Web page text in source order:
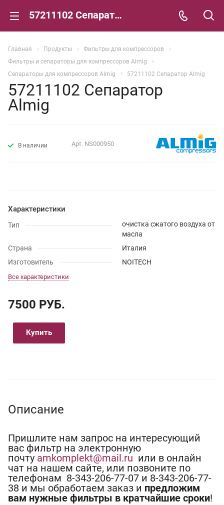
57211102 Сепаратор Almig
Главная Продукты
Фильтры для компрессоров
Фильтры и сепараторы для компрессоров Almig
Сепараторы для компрессоров Almig
57211102 Сепаратор Almig
57211102 Сепаратор
Almig
В наличии Арт. NS000950
Характеристики
Тип
очистка сжатого воздуха от
масла
Страна
Италия
Изготовитель
NOITECH
Все характеристики
7500 РУБ.
Купить
Описание
Пришлите нам запрос на интересующий
вас фильтр на электронную
почту amkomplekt@mail.ru или в онлайн
чат на нашем сайте, или позвоните по
телефонам 8-343-206-77-07 и 8-343-206-77-
38 и мы обработаем заказ и предложим
вам нужные фильтры в кратчайшие сроки!